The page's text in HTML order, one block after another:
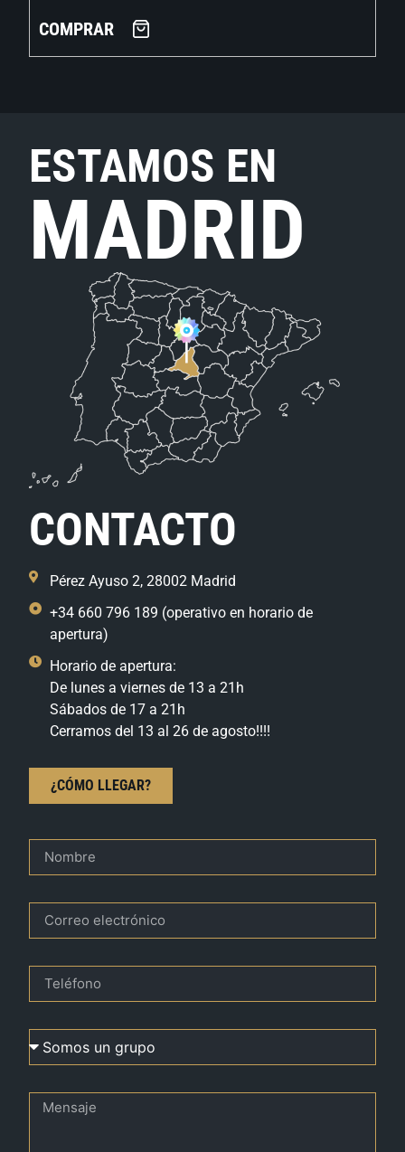
COMPRAR
ESTAMOS EN
MADRID
CONTACTO
Pérez Ayuso 2, 28002 Madrid
+34 660 796 189 (operativo en horario de
apertura)
Horario de apertura:
De lunes a viernes de 13 a 21h
Sábados de 17 a 21h
Cerramos del 13 al 26 de agosto!!!!
¿CÓMO LLEGAR?